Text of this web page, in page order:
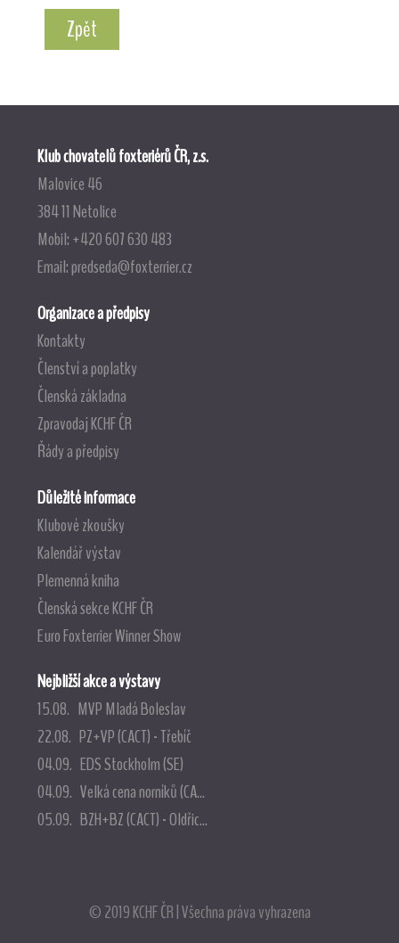
Zpět
Klub chovatelů foxteriérů ČR, z.s.
Malovice 46
384 11 Netolice
Mobil: +420 607 630 483
Email:predseda@foxterrier.cz
Organizace a předpisy
Kontakty
Členství a poplatky
Členská základna
Zpravodaj KCHF ČR
Řády a předpisy
Důležité informace
Klubové zkoušky
Kalendář výstav
Plemenná kniha
Členská sekce KCHF ČR
Euro Foxterrier Winner Show
Nejbližší akce a výstavy
15.08. MVP Mladá Boleslav
22.08. PZ+VP (CACT) - Třebíč
04.09. EDS Stockholm (SE)
04.09. Velká cena norníků (CA...
05.09. BZH+BZ (CACT) - Oldřic...
© 2019 KCHF ČR | Všechna práva vyhrazena